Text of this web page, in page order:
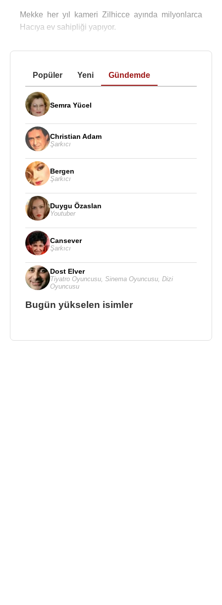
Mekke her yıl kameri Zilhicce ayında milyonlarca
Hacıya ev sahipliği yapıyor.
Popüler Yeni Gündemde
Semra Yücel
Christian Adam
Şarkıcı
Bergen
Şarkıcı
Duygu Özaslan
Youtuber
Cansever
Şarkıcı
Dost Elver
Tiyatro Oyuncusu, Sinema Oyuncusu, Dizi
Oyuncusu
Bugün yükselen isimler